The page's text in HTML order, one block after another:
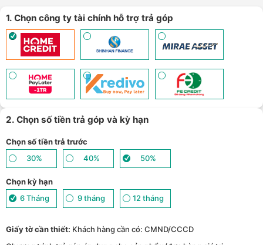
1. Chọn công ty tài chính hỗ trợ trả góp
2. Chọn số tiền trả góp và kỳ hạn
Chọn số tiền trả trước
30%
40% 50%
Chọn kỳ hạn
6 Tháng
9 tháng 12 tháng
Giấy tờ cần thiết: Khách hàng cần có: CMND/CCCD